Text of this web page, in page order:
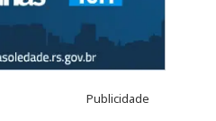
Publicidade